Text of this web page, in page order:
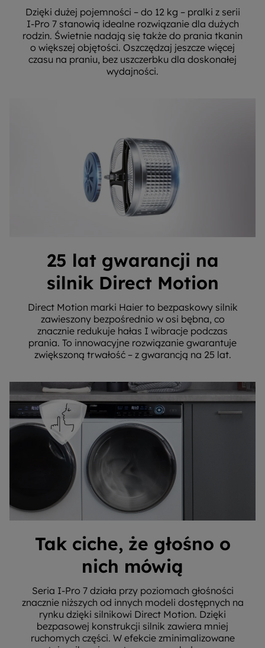
Dzięki dużej pojemności – do 12 kg – pralki z serii
I-Pro 7 stanowią idealne rozwiązanie dla dużych
rodzin. Świetnie nadają się także do prania tkanin
o większej objętości. Oszczędzaj jeszcze więcej
czasu na praniu, bez uszczerbku dla doskonałej
wydajności.
25 lat gwarancji na
silnik Direct Motion
Direct Motion marki Haier to bezpaskowy silnik
zawieszony bezpośrednio w osi bębna, co
znacznie redukuje hałas I wibracje podczas
prania. To innowacyjne rozwiązanie gwarantuje
zwiększoną trwałość – z gwarancją na 25 lat.
Tak ciche, że głośno o
nich mówią
Seria I-Pro 7 działa przy poziomach głośności
znacznie niższych od innych modeli dostępnych na
rynku dzięki silnikowi Direct Motion. Dzięki
bezpasowej konstrukcji silnik zawiera mniej
ruchomych części. W efekcie zminimalizowane